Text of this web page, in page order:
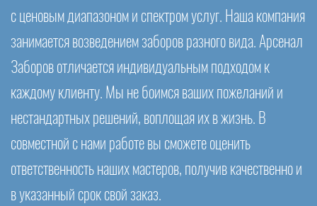
с ценовым диапазоном и спектром услуг. Наша компания
занимается возведением заборов разного вида. Арсенал
Заборов отличается индивидуальным подходом к
каждому клиенту. Мы не боимся ваших пожеланий и
нестандартных решений, воплощая их в жизнь. В
совместной с нами работе вы сможете оценить
ответственность наших мастеров, получив качественно и
в указанный срок свой заказ.